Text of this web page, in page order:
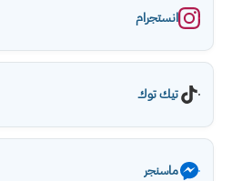
انستجرام
تيك توك
ماسنجر